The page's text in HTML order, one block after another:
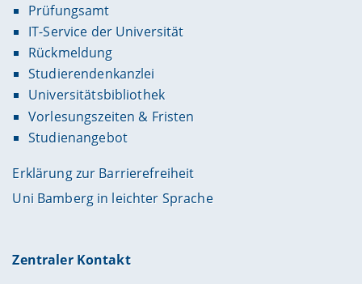
Prüfungsamt
IT-Service der Universität
Rückmeldung
Studierendenkanzlei
Universitätsbibliothek
Vorlesungszeiten & Fristen
Studienangebot
Erklärung zur Barrierefreiheit
Uni Bamberg in leichter Sprache
Zentraler Kontakt